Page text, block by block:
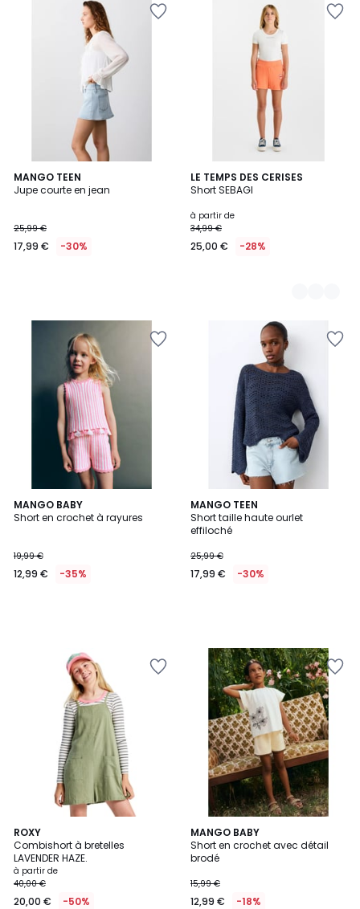
MANGO TEEN
Jupe courte en jean
25,99 €
17,99 € -30%
LE TEMPS DES CERISES
Short SEBAGI
à partir de
34,99 €
25,00 € -28%
2
Couleurs
MANGO BABY
Short en crochet à rayures
19,99 €
12,99 € -35%
MANGO TEEN
Short taille haute ourlet
effiloché
25,99 €
17,99 € -30%
ROXY
Combishort à bretelles
LAVENDER HAZE.
à partir de
40,00 €
20,00 € -50%
3
Couleurs
MANGO BABY
Short en crochet avec détail
brodé
15,99 €
12,99 € -18%